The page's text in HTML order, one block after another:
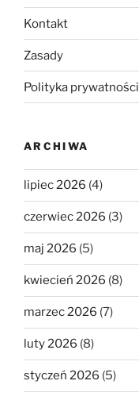
Kontakt
Zasady
Polityka prywatności
ARCHIWA
lipiec 2026 (4)
czerwiec 2026 (3)
maj 2026 (5)
kwiecień 2026 (8)
marzec 2026 (7)
luty 2026 (8)
styczeń 2026 (5)